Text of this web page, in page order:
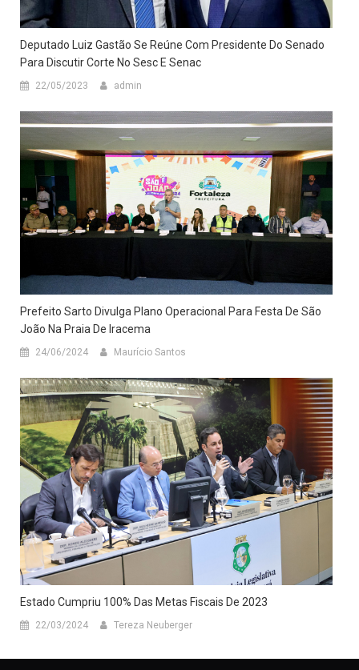
Deputado Luiz Gastão Se Reúne Com Presidente Do Senado
Para Discutir Corte No Sesc E Senac
22/05/2023 admin
Prefeito Sarto Divulga Plano Operacional Para Festa De São
João Na Praia De Iracema
24/06/2024 Maurício Santos
Estado Cumpriu 100% Das Metas Fiscais De 2023
22/03/2024 Tereza Neuberger